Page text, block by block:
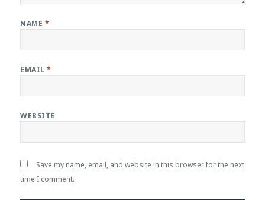
NAME *
EMAIL*
WEBSITE
Save my name, email, and website in this browser for the next
time I comment.